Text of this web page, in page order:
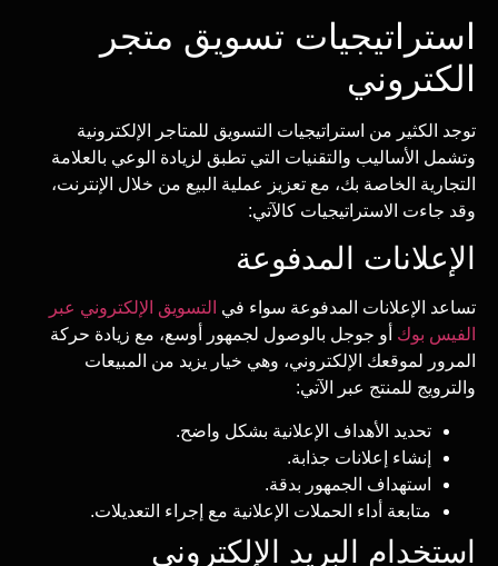
استراتيجيات تسويق متجر
الكتروني
توجد الكثير من استراتيجيات التسويق للمتاجر الإلكترونية
وتشمل الأساليب والتقنيات التي تطبق لزيادة الوعي بالعلامة
التجارية الخاصة بك، مع تعزيز عملية البيع من خلال الإنترنت،
وقد جاءت الاستراتيجيات كالآتي:
الإعلانات المدفوعة
تساعد الإعلانات المدفوعة سواء في التسويق الإلكتروني عبر
الفيس بوك أو جوجل بالوصول لجمهور أوسع، مع زيادة حركة
المرور لموقعك الإلكتروني، وهي خيار يزيد من المبيعات
والترويج للمنتج عبر الآتي:
تحديد الأهداف الإعلانية بشكل واضح.
إنشاء إعلانات جذابة.
استهداف الجمهور بدقة.
متابعة أداء الحملات الإعلانية مع إجراء التعديلات.
استخدام البريد الإلكتروني